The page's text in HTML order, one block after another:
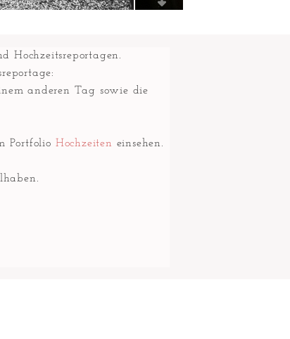
Hochzeitsreportagen.
anderen Tag sowie die
Portfolio Hochzeiten einsehen.